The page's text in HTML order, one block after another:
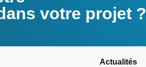
votre projet ?
Actualités